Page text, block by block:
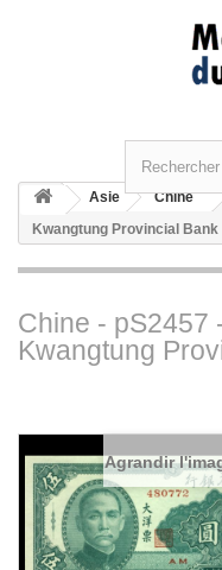
Asie Chine
Kwangtung Provincial Bank
Chine - pS2457
Kwangtung
Agrandir